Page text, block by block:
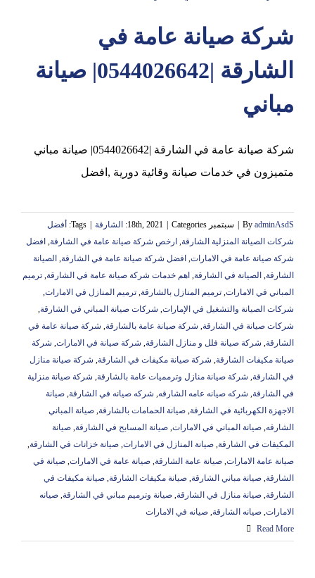
شركة صيانة عامة في
الشارقة |0544026642| صيانة
مباني
شركة صيانة عامة في الشارقة |0544026642| صيانة مباني
متميزون في خدمات صيانة وقائية دورية ,افضل
By adminAsdS سبتمبر 18th, 2021 Categories: الشارقة Tags:
أفضل
شركات الصيانة المنزلية الشارقة, ارخص شركة صيانة عامة في الشارقة, افضل
شركة صيانة عامة في الامارات, افضل شركة صيانة عامة في الشارقة, الصيانة
الشارقة, الصيانة في الشارقة, اهم خدمات شركة صيانة عامة في الشارقة, ترميم
المباني في الامارات, ترميم المنازل بالشارقة, ترميم المنازل في الامارات,
شركات الصيانة والتشغيل في الإمارات, شركات صيانة المباني في الشارقة,
شركات صيانة في الشارقة, شركة صيانة عامة بالشارقة, شركة صيانة عامة في
الشارقة, شركة صيانة فلل و منازل الشارقة, شركة صيانة في الامارات, شركة
صيانة مكيفات الشارقة, شركة صيانة مكيفات في الشارقة, شركة صيانة منازل
في الشارقة, شركة صيانة منازل وترمميات عامة بالشارقة, شركة صيانة منزلية
في الشارقة, شركه صيانه عامه الشارقه, شركه صيانه في الشارقة, صيانة
الاجهزة الكهربائية في الشارقة, صيانة الحمامات بالشارقة, صيانة المباني
الشارقه, صيانة المباني في الامارات, صيانة المسابح في الشارقة, صيانة
المكيفات في الشارقة, صيانة المنازل في الامارات, صيانة خزانات في الشارقة,
صيانة عامة الامارات, صيانة عامة الشارقة, صيانة عامة في الامارات, صيانة في
الشارقة, صيانة مباني الشارقة, صيانة مكيفات الشارقة, صيانة مكيفات في
الشارقة, صيانة منازل في الشارقة, صيانة وترميم مباني في الشارقة, صيانه
الامارات, صيانه الشارقة, صيانه في الامارات
Read More